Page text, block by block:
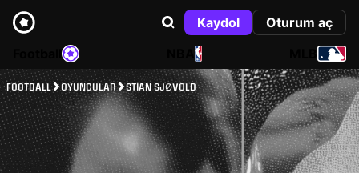
Kaydol
Oturum aç
NBA
FOOTBALL OYUNCULAR STIAN SJØVOLD